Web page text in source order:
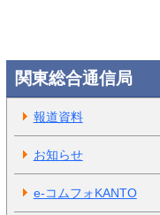
関東総合通信局
報道資料
お知らせ
e-コムフォKANTO